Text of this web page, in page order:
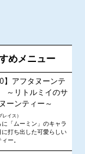
めメニュー
】アフタヌーンテ
～リトルミイのサ
ーンティー～
イス）
「ムーミン」のキャラ
に打ち出した可愛らしい
ー。